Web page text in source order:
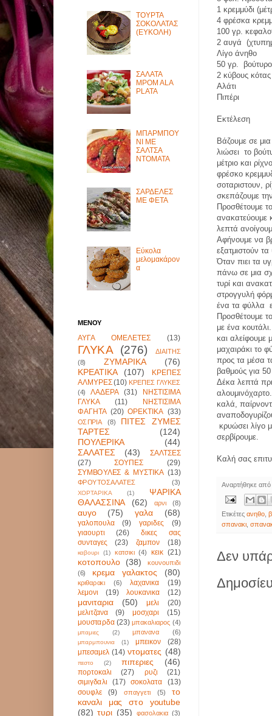
1 κρεμμύδι
4 φρέσκα
100 γρ.
2 αυγά
Λίγο άνηθο
50 γρ.
βούτυρο
2 κύβους κότας
Αλάτι
Πιπέρι
Εκτέλεση
Βάζουμε σε
λιώσει το
μέτριο και
φρέσκο
σοταριστουν,
σκεπάζουμε
Προσθέτουμε
ανακατεύουμε
λεπτά
Αφήνουμε να
εξατμιστούν
Όταν πιει τα
πάνω σε μια
τυρί και
στρογγυλή
ένα τα φύλλα
Προσθέτουμε
με ένα
και αλείφουμε
μαχαιράκι το
προς τα μέσα
βαθμούς για
Δέκα λεπτά
αλουμινόχαρτο.
καλά,
κρυώσει λίγο
σερβίρουμε.
Καλή σας
Αναρτήθηκε
Ετικέτεςανηθο ,
σπανακι ,
Δεν
ΤΟΥΡΤΑ
ΣΟΚΟΛΑΤΑΣ
(ΕΥΚΟΛΗ)
ΣΑΛΑΤΑ
MPOM ALA
PLATA
ΜΠΑΡΜΠΟΥ
ΝΙ ΜΕ
ΣΑΛΤΣΑ
ΝΤΟΜΑΤΑ
ΣΑΡΔΕΛΕΣ
ΜΕ ΦΕΤΑ
Εύκολα
μελομακάρον
α
ΜΕΝΟΥ
ΑΥΓΑ ΟΜΕΛΕΤΕΣ (13)
ΓΛΥΚΑ (276)
ΔΙΑΙΤΗΣ
(8)
ΖΥΜΑΡΙΚΑ
(76)
ΚΡΕΑΤΙΚΑ
(107)
ΚΡΕΠΕΣ
ΑΛΜΥΡΕΣ (10) ΚΡΕΠΕΣ ΓΛΥΚΕΣ
(4)
ΛΑΔΕΡΑ (31)
ΝΗΣΤΙΣΙΜΑ
ΓΛΥΚΑ
(11)
ΝΗΣΤΙΣΙΜΑ
ΦΑΓΗΤΑ (20) ΟΡΕΚΤΙΚΑ (33)
ΟΣΠΡΙΑ (8)
ΠΙΤΕΣ ΖΥΜΕΣ
ΤΑΡΤΕΣ
(124)
ΠΟΥΛΕΡΙΚΑ
(44)
ΣΑΛΑΤΕΣ
(43)
ΣΑΛΤΣΕΣ
(27)
ΣΟΥΠΕΣ
(29)
ΣΥΜΒΟΥΛΕΣ & ΜΥΣΤΙΚΑ (13)
ΦΡΟΥΤΟΣΑΛΑΤΕΣ (3)
ΧΟΡΤΑΡΙΚΑ (1)
ΨΑΡΙΚΑ
ΘΑΛΑΣΣΙΝΑ
(62) αρνι (8)
αυγο (75) γαλα (68)
γαλοπουλα (9) γαριδες
(9)
γιαουρτι
(26)
δικες σας
συνταγες
(23) ζαμπον (18)
καβουρι (1) κατσικι (4) κεικ (21)
κοτοπουλο (38)
κουνουπιδι
(6)
κρεμα γαλακτος (80)
κριθαρακι (6) λαχανικα
(19)
λεμονι
(19) λουκανικα (12)
μανιταρια (50) μελι
(20)
μελιτζανα
(9) μοσχαρι
(15)
μουσταρδα (23) μπακαλιαρος (4)
μπαμιες (2) μπανανα (6)
μπαρμπουνια (1) μπεικον
(28)
μπεσαμελ (14) ντοματες (48)
πεστο (2) πιπεριες (46)
πορτοκαλι (27) ρυζι
(21)
σιμιγδαλι
(17) σοκολατα
(13)
σουφλε
(9) σπαγγετι (5)
το
καναλι μας στο youtube
(82) τυρι (35) φασολακια (3)